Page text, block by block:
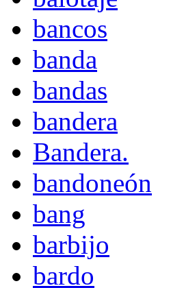
bancos
banda
bandas
bandera
Bandera.
bandoneón
bang
barbijo
bardo